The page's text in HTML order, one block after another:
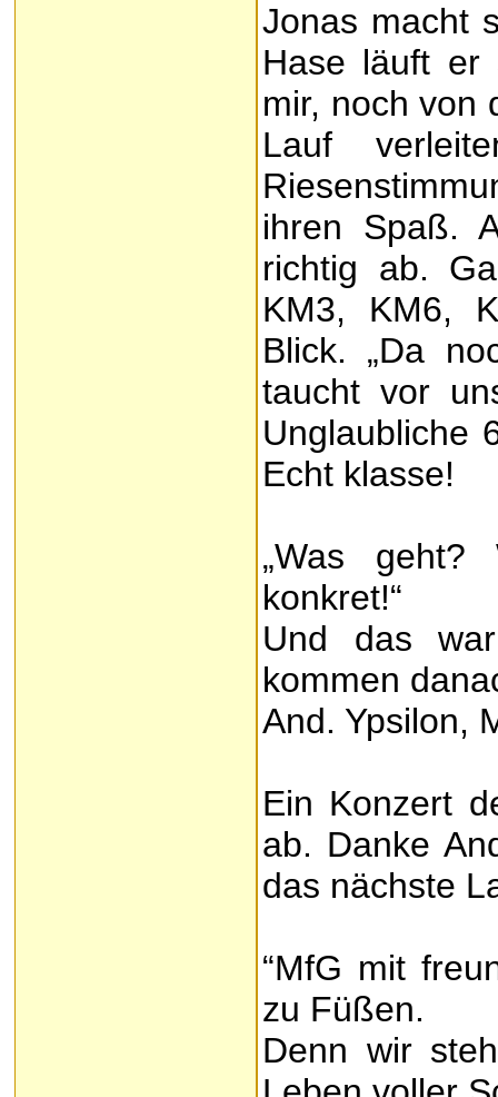
Jonas macht
Hase läuft er
mir, noch von
Lauf
ihren Spaß.
richtig ab.
KM3, KM6,
Blick. „Da
taucht vor
Unglaubliche
Echt klasse!
„Was
konkret!“
Und das
kommen
And. Ypsilon,
Ein Konzert
ab. Danke
das nächste
“MfG mit
zu Füßen.
Denn wir